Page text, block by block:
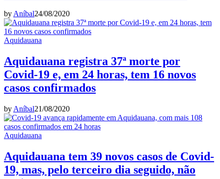
by Aníbal24/08/2020
Aquidauana
Aquidauana registra 37ª morte por
Covid-19 e, em 24 horas, tem 16 novos
casos confirmados
by Aníbal21/08/2020
Aquidauana
Aquidauana tem 39 novos casos de Covid-
19, mas, pelo terceiro dia seguido, não